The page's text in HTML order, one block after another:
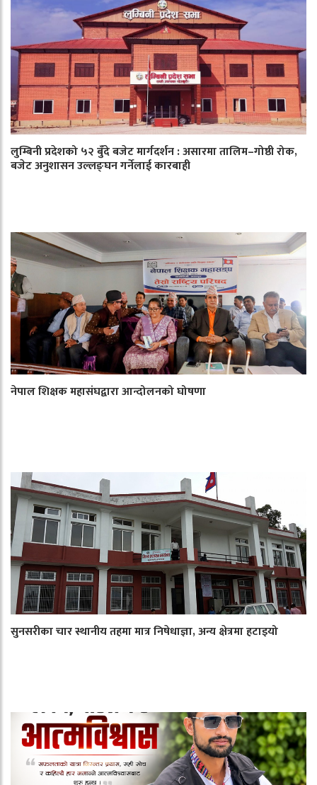
लुम्बिनी प्रदेशको ५२ बुँदे बजेट मार्गदर्शन : असारमा तालिम–गोष्ठी रोक,
बजेट अनुशासन उल्लङ्घन गर्नेलाई कारबाही
नेपाल शिक्षक महासंघद्वारा आन्दोलनको घोषणा
सुनसरीका चार स्थानीय तहमा मात्र निषेधाज्ञा, अन्य क्षेत्रमा हटाइयो